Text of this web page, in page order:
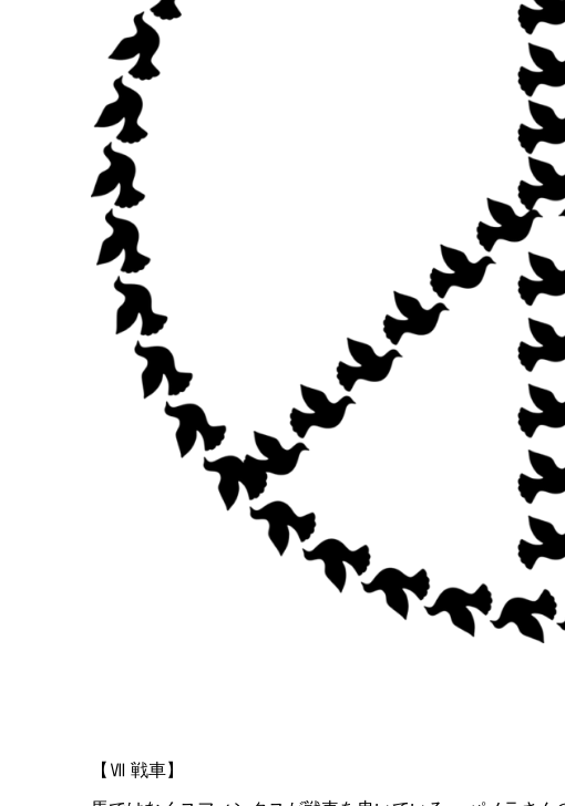
【Ⅶ 戦車】